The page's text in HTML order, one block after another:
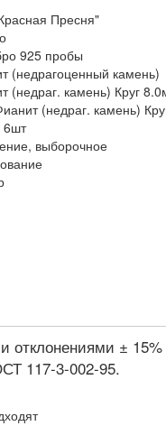
Пресня"
925 пробы
(недрагоценный камень)
(недраг. камень) Круг
(недраг. камень)
выборочное
отклонениями ± 15%
117-3-002-95.